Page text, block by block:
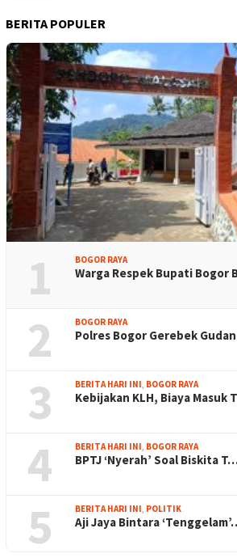
BERITA POPULER
1 BOGOR RAYA
Warga Respek Bupati
2 BOGOR RAYA
Polres Bogor Gerebek
3 BERITA HARI INI, BOGOR RAYA
Kebijakan KLH, Biaya Masuk
4 BERITA HARI INI, BOGOR RAYA
BPTJ ‘Nyerah’ Soal Biskita
5 BERITA HARI INI, POLITIK
Aji Jaya Bintara